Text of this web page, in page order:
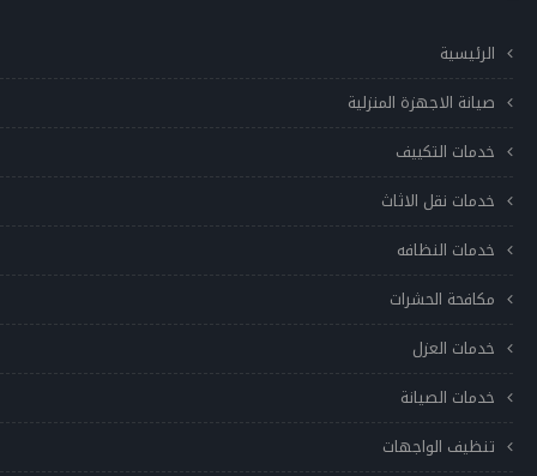
الرئيسية
صيانة الاجهزة المنزلية
خدمات التكييف
خدمات نقل الاثاث
خدمات النظافه
مكافحة الحشرات
خدمات العزل
خدمات الصيانة
تنظيف الواجهات